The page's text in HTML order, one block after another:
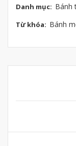
Danh mục: Bánh
Từ khóa: Bánh